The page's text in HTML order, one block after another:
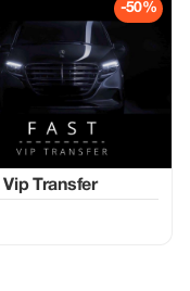
-50%
Vip Transfer